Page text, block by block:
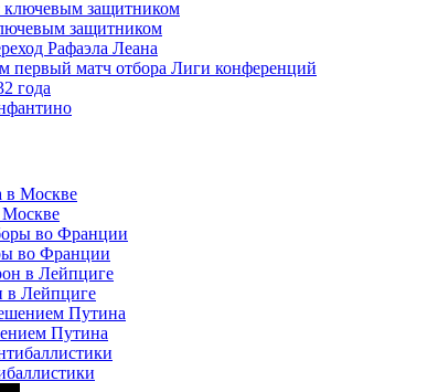
защитником
Рафаэла Леана
первый матч отбора Лиги конференций
года
Москве
во Франции
в Лейпциге
Путина